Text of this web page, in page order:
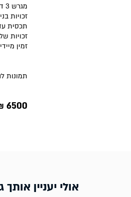
מגרש 3 דונם למכירה בכפר סבא
זכויות בניה של 100%
תכסית עד
זכויות של 100% במרתף עם שימוש עיקרי ושירות ואו חניון
זמין
תמונות
6500 ₪ למ״ר
אולי יעניין אותך